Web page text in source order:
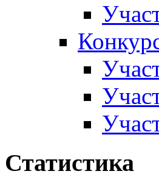
Статистика